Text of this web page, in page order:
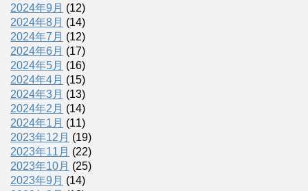
2024年9月 (12)
2024年8月 (14)
2024年7月 (12)
2024年6月 (17)
2024年5月 (16)
2024年4月 (15)
2024年3月 (13)
2024年2月 (14)
2024年1月 (11)
2023年12月 (19)
2023年11月 (22)
2023年10月 (25)
2023年9月 (14)